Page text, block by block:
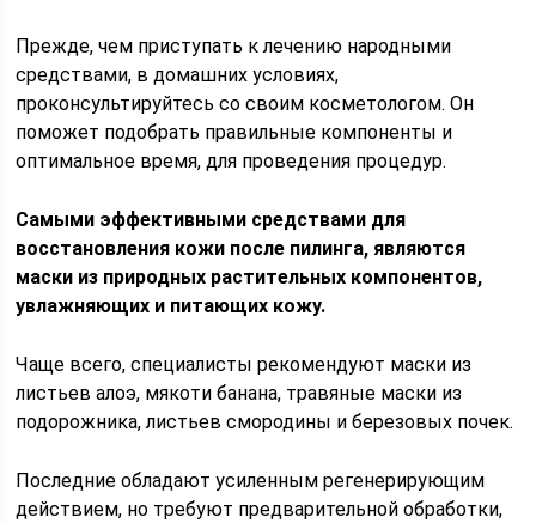
Прежде, чем приступать к лечению народными
средствами, в домашних условиях,
проконсультируйтесь со своим косметологом. Он
поможет подобрать правильные компоненты и
оптимальное время, для проведения процедур.
Самыми эффективными средствами для
восстановления кожи после пилинга, являются
маски из природных растительных компонентов,
увлажняющих и питающих кожу.
Чаще всего, специалисты рекомендуют маски из
листьев алоэ, мякоти банана, травяные маски из
подорожника, листьев смородины и березовых почек.
Последние обладают усиленным регенерирующим
действием, но требуют предварительной обработки,